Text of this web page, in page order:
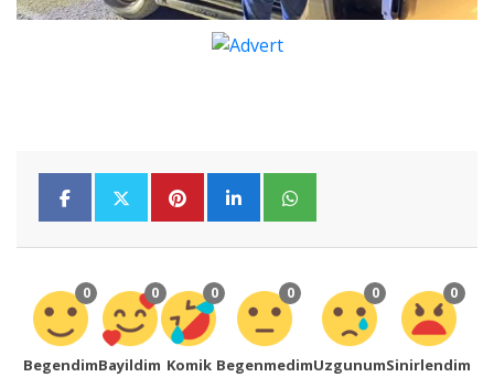
0
Begendim
0
Bayildim
0
Komik
0
Begenmedim
0
Uzgunum
0
Sinirlendim